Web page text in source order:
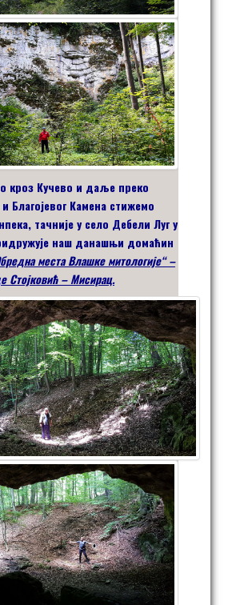
кроз Кучево и даље преко
Благојевог Камена стижемо
тачније у село Дебели Луг у
наш данашњи домаћин
места Влашке митологије“ –
Стојковић – Мисирац.